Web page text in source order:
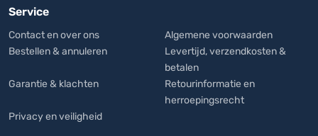
eenvoudig onderhoud en een minimale ecologische voetafdruk,
ideaal voor bewuste professionals en evenementenorganisatoren.
Service
Contact en over ons
Algemene voorwaarden
Bestellen & annuleren
Levertijd, verzendkosten &
betalen
Garantie & klachten
Retourinformatie en
herroepingsrecht
Privacy en veiligheid